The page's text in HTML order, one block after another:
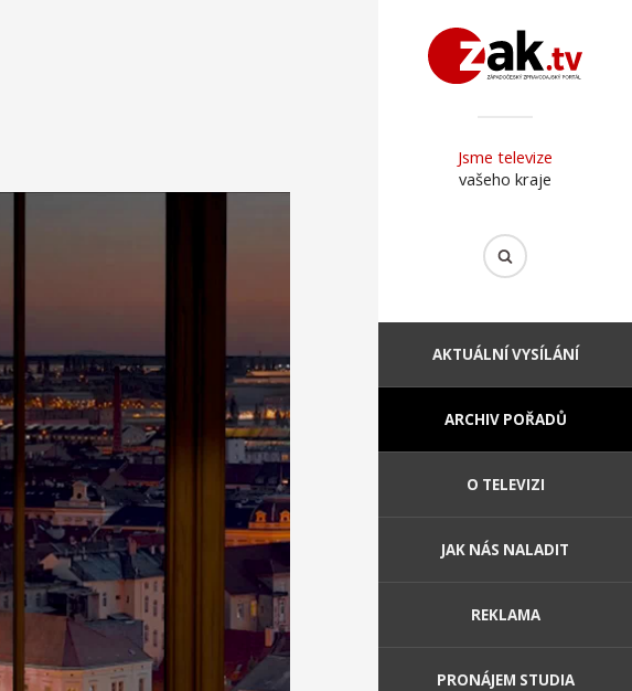
Jsme televize
vašeho kraje
AKTUÁLNÍ VYSÍLÁNÍ
ARCHIV POŘADŮ
O TELEVIZI
JAK NÁS NALADIT
REKLAMA
PRONÁJEM STUDIA